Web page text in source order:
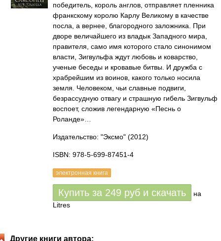
победитель, король англов, отправляет пленника
франкскому королю Карлу Великому в качестве
посла, а вернее, благородного заложника. При
дворе величайшего из владык Западного мира,
правителя, само имя которого стало синонимом
власти, Зигвульфа ждут любовь и коварство,
ученые беседы и кровавые битвы. И дружба с
храбрейшим из воинов, какого только носила
земля. Человеком, чьи славные подвиги,
безрассудную отвагу и страшную гибель Зигвульф
воспоет, сложив легендарную «Песнь о
Роланде»…
Издательство: "Эксмо" (2012)
ISBN: 978-5-699-87451-4
электронная книга
Купить за 249 руб и скачать
на
Litres
Другие книги автора: